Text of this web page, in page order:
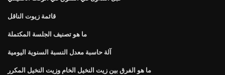
قائمة زيوت الناقل
ما هو تصنيف الجلسة المكتملة
آلة حاسبة معدل النسبة السنوية اليومية
ما هو الفرق بين زيت النخيل الخام وزيت النخيل المكرر